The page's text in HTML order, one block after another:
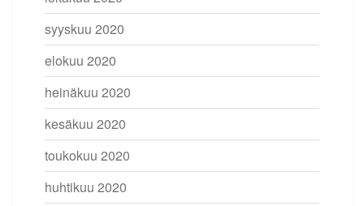
syyskuu 2020
elokuu 2020
heinäkuu 2020
kesäkuu 2020
toukokuu 2020
huhtikuu 2020